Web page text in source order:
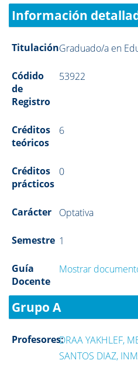
Información
TitulaciónGraduado/a en
Códido
de
Registro
53922
Créditos
teóricos
6
Créditos
prácticos
0
Carácter Optativa
Semestre 1
Guía
Docente
Mostrar
Grupo A
Profesores:DRAA YAKHLEF,
SANTOS DIAZ,